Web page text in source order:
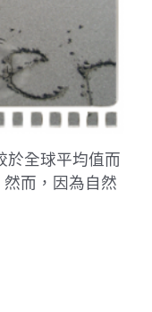
於全球平均值而
而，因為自然